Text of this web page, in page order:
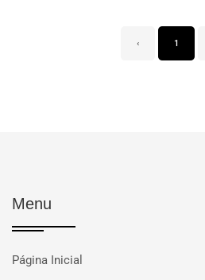
‹ 1
Menu
Página Inicial